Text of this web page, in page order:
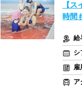
【
時間
給
シ
雇
ア